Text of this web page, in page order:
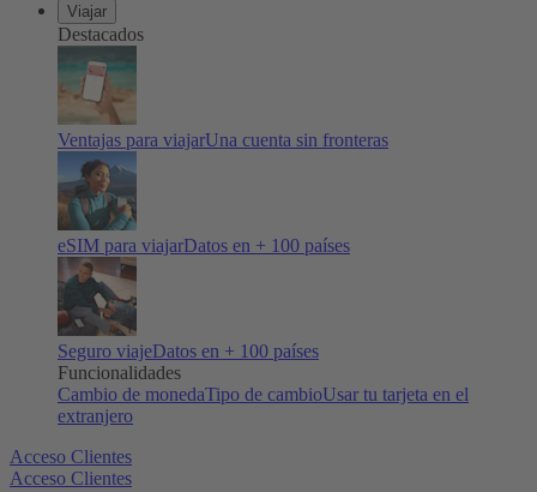
Viajar
Destacados
Ventajas para viajarUna cuenta sin fronteras
eSIM para viajarDatos en + 100 países
Seguro viajeDatos en + 100 países
Funcionalidades
Cambio de monedaTipo de cambioUsar tu tarjeta en el
extranjero
Acceso Clientes
Acceso Clientes